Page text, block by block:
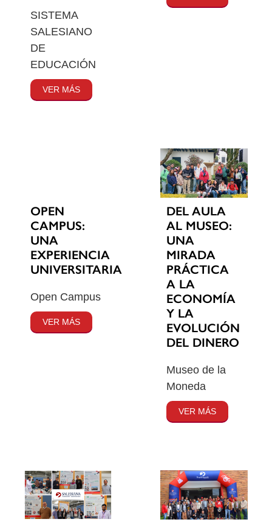
SISTEMA
SALESIANO
DE
EDUCACIÓN
VER MÁS
OPEN
CAMPUS:
UNA
EXPERIENCIA
UNIVERSITARIA
Open Campus
VER MÁS
DEL AULA
AL MUSEO:
UNA
MIRADA
PRÁCTICA
A LA
ECONOMÍA
Y LA
EVOLUCIÓN
DEL DINERO
Museo de la
Moneda
VER MÁS